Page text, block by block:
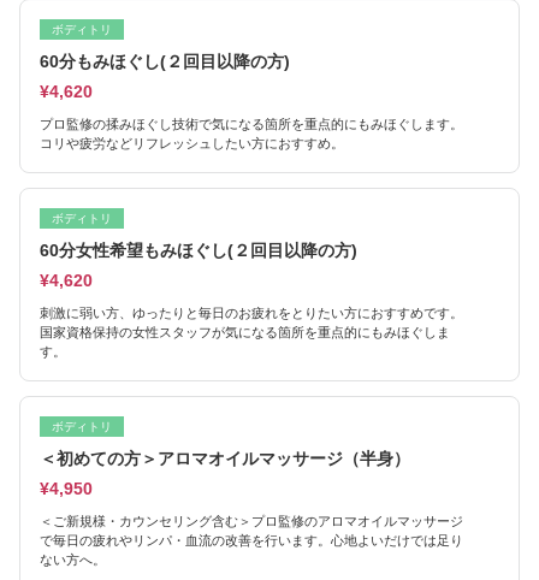
ボディトリ
60分もみほぐし(２回目以降の方)
¥4,620
プロ監修の揉みほぐし技術で気になる箇所を重点的にもみほぐします。
コリや疲労などリフレッシュしたい方におすすめ。
ボディトリ
60分女性希望もみほぐし(２回目以降の方)
¥4,620
刺激に弱い方、ゆったりと毎日のお疲れをとりたい方におすすめです。
国家資格保持の女性スタッフが気になる箇所を重点的にもみほぐしま
す。
ボディトリ
＜初めての方＞アロマオイルマッサージ（半身）
¥4,950
＜ご新規様・カウンセリング含む＞プロ監修のアロマオイルマッサージ
で毎日の疲れやリンパ・血流の改善を行います。心地よいだけでは足り
ない方へ。